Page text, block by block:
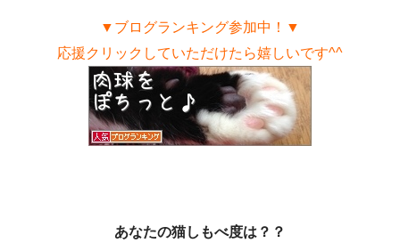
▼ブログランキング参加中！▼
応援クリックしていただけたら嬉しいです^^
あなたの猫しもべ度は？？